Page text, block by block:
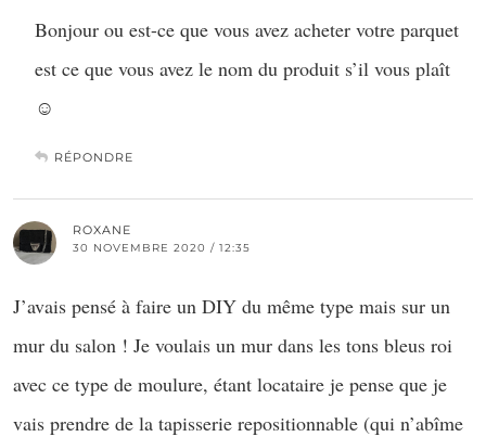
Bonjour ou est-ce que vous avez acheter votre parquet
est ce que vous avez le nom du produit s’il vous plaît
☺️
RÉPONDRE
ROXANE
30 NOVEMBRE 2020 / 12:35
J’avais pensé à faire un DIY du même type mais sur un
mur du salon ! Je voulais un mur dans les tons bleus roi
avec ce type de moulure, étant locataire je pense que je
vais prendre de la tapisserie repositionnable (qui n’abîme